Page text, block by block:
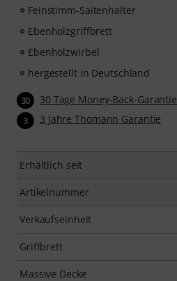
Feinstimm-Saitenhalter
Ebenholzgriffbrett
Ebenholzwirbel
hergestellt in Deutschland
30 30 Tage Money-Back-Garantie
3 3 Jahre Thomann Garantie
Erhältlich seit
Artikelnummer
Verkaufseinheit
Griffbrett
Massive Decke